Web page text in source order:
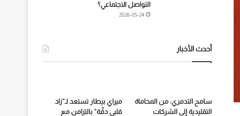
التواصل الاجتماعي؟
2026-05-24
أحدث الأخبار
سامح التدمري: من المحاماة
التقليدية إلى الشركات
ميراي بيطار تستعد لـ”زاد
قلبي دقّة” بالتزامن مع